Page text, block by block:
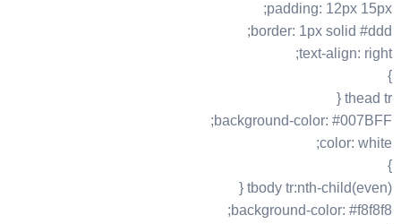
padding: 12px 15px;
border: 1px solid #ddd;
text-align: right;
}
thead tr {
background-color: #007BFF;
color: white;
}
tbody tr:nth-child(even) {
background-color: #f8f8f8;